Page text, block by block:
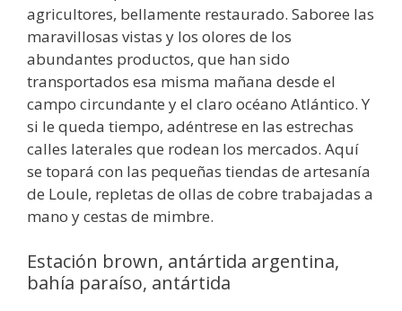
agricultores, bellamente restaurado. Saboree las
maravillosas vistas y los olores de los
abundantes productos, que han sido
transportados esa misma mañana desde el
campo circundante y el claro océano Atlántico. Y
si le queda tiempo, adéntrese en las estrechas
calles laterales que rodean los mercados. Aquí
se topará con las pequeñas tiendas de artesanía
de Loule, repletas de ollas de cobre trabajadas a
mano y cestas de mimbre.
Estación brown, antártida argentina,
bahía paraíso, antártida